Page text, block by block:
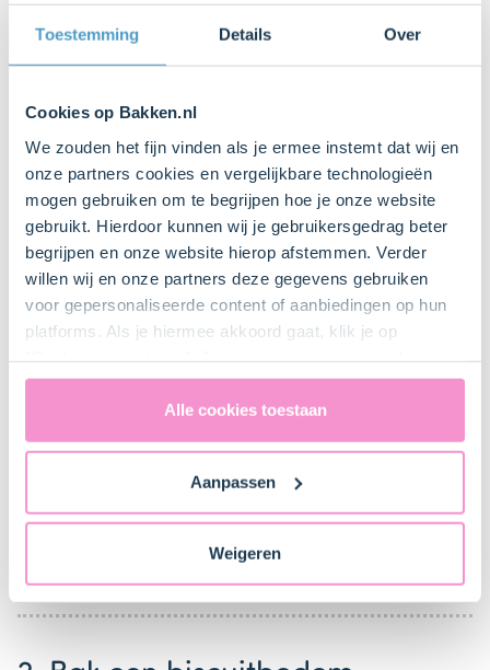
Toestemming Details Over
Cookies op Bakken.nl
We zouden het fijn vinden als je ermee instemt dat wij en
onze partners cookies en vergelijkbare technologieën
mogen gebruiken om te begrijpen hoe je onze website
gebruikt. Hierdoor kunnen wij je gebruikersgedrag beter
begrijpen en onze website hierop afstemmen. Verder
willen wij en onze partners deze gegevens gebruiken
voor gepersonaliseerde content of aanbiedingen op hun
platforms. Als je hiermee akkoord gaat, klik je op
uitdrukkelijk een eventuele gegevensoverdracht naar de
Verenigde Staten in de zin van artikel 49 AVG. Raadpleeg
ons
naar technology providers en partners in de Verenigde
Staten. Je kunt op elk moment van gedachten
Alle cookies toestaan
Aanpassen
Weigeren
Bestel gemakkelijk en snel je bakproducten
bij ons zusjeDeLeuksteTaartenshop.
Stappen
1. Voorbereiden
Verwarm de oven voor (elektrisch 170°C / hetelucht
165°C).
Bekleed de bakplaat met bakpapier.